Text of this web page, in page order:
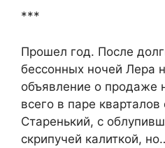
***
Прошел год. После
бессонных ночей Лера
объявление о продаже
всего в паре
Старенький, с
скрипучей калиткой,